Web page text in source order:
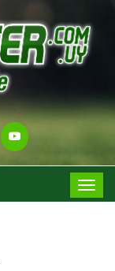
Toggle